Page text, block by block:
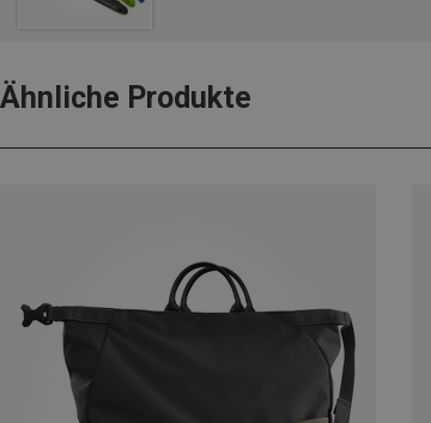
Ähnliche Produkte